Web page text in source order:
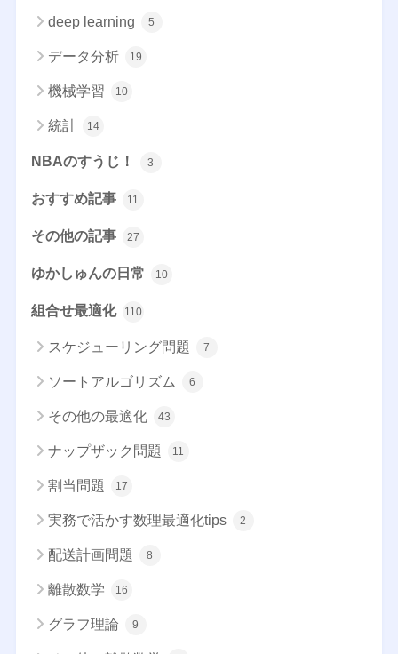
deep learning 5
データ分析 19
機械学習 10
統計 14
NBAのすうじ！ 3
おすすめ記事 11
その他の記事 27
ゆかしゅんの日常 10
組合せ最適化 110
スケジューリング問題 7
ソートアルゴリズム 6
その他の最適化 43
ナップザック問題 11
割当問題 17
実務で活かす数理最適化tips 2
配送計画問題 8
離散数学 16
グラフ理論 9